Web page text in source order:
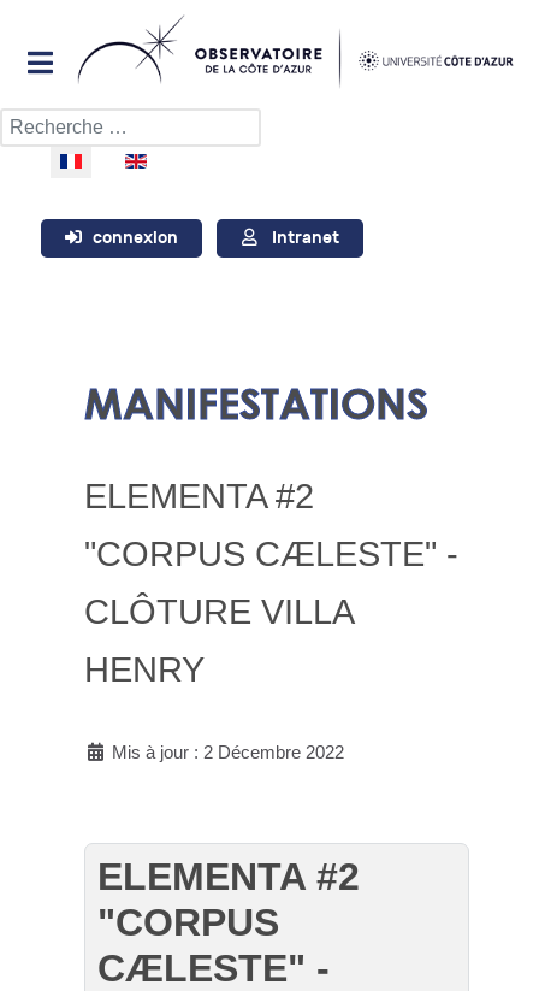
Rechercher
Sélectionnez votre langue
connexion Intranet
MANIFESTATIONS
ELEMENTA #2
"CORPUS CÆLESTE" -
CLÔTURE VILLA
HENRY
Mis à jour : 2 Décembre 2022
ELEMENTA #2
"CORPUS
CÆLESTE" -